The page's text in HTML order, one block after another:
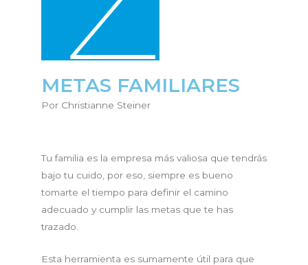
METAS FAMILIARES
Por Christianne Steiner
Tu familia es la empresa más valiosa que tendrás
bajo tu cuido, por eso, siempre es bueno
tomarte el tiempo para definir el camino
adecuado y cumplir las metas que te has
trazado.
Esta herramienta es sumamente útil para que